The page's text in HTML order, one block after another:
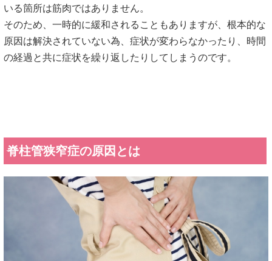
いる箇所は筋肉ではありません。
そのため、一時的に緩和されることもありますが、根本的な
原因は解決されていない為、症状が変わらなかったり、時間
の経過と共に症状を繰り返したりしてしまうのです。
脊柱管狭窄症の原因とは